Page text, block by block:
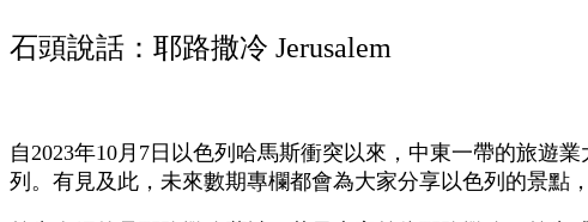
石頭說話：耶路撒冷 Jerusalem
自2023年10月 7 日以色列哈馬斯衝突以來，中東一帶的旅遊
列。有見及此，未來數期專欄都會為大家分享以色列的景點